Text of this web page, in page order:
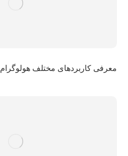
معرفی کاربردهای مختلف هولوگرام